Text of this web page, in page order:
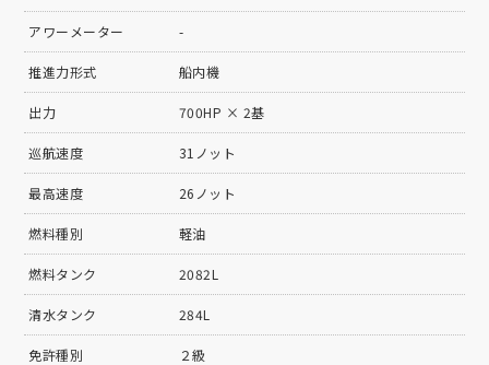
アワーメーター -
推進力形式 船内機
出力 700HP × 2基
巡航速度 31ノット
最高速度 26ノット
燃料種別 軽油
燃料タンク 2082L
清水タンク 284L
免許種別 ２級